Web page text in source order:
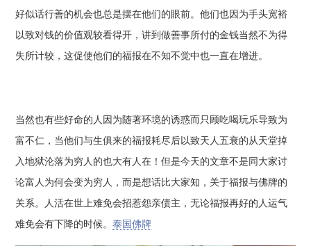
好似话行善的机会也总是摆在他们的眼前。他们也因为手头宽裕
以致对钱的价值观较看得开，讲到做善事所付的金钱当然不为得
失所计较，这促使他们的福报在不知不觉中也一直在增进。
当然也有些好命的人因为随著环境的诱惑而只顾吃喝玩乐导致为
富不仁，当他们与生俱来的福报耗尽后以致天人五衰的从天堂掉
入地狱沦落为穷人的也大有人在！但是今天的文章不是同大家讨
论富人为何会变为穷人，而是想话比大家知，关于福报与佛牌的
关系。人活在世上难免会招惹怨亲债主，无论福报再好的人运气
难免会有下降的时候。泰国佛牌